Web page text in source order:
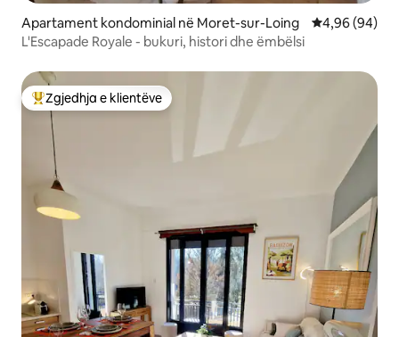
Apartament kondominial në Moret-sur-Loing Vlerësimi
4,96 (94)
L'Escapade Royale - bukuri, histori dhe ëmbëlsi
Më të mirat e zgjedhjeve të klientëve
Zgjedhja e klientëve